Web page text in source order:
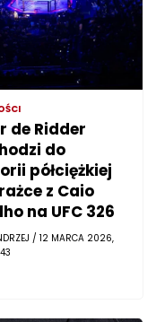
de Ridder
do
półciężkiej
z Caio
na UFC 326
/ 12 MARCA 2026,